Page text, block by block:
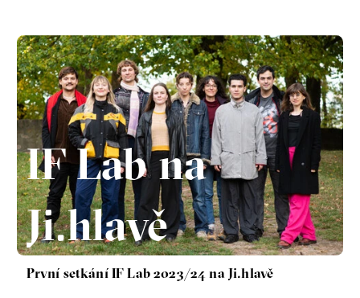
IF Lab na
Ji.hlavě
První setkání IF Lab 2023/24 na Ji.hlavě